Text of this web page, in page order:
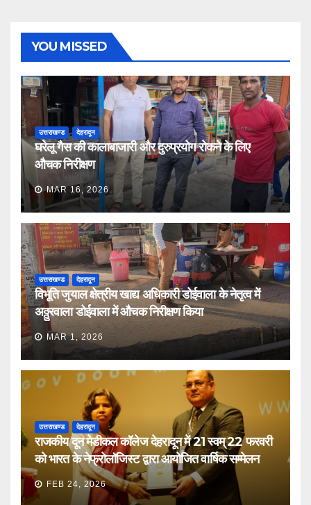
YOU MISSED
उत्तराखण्ड देहरादून
घरेलू गैस की कालाबाजारी और दुरुप्रयोग रोकने के लिए
औचक निरीक्षण
MAR 16, 2026
उत्तराखण्ड देहरादून
विभूति जुयाल क्षेत्रीय खाद्य अधिकारी डोईवाला के नेतृत्व में
अठ्ठुरवाला डोईवाला में औचक निरीक्षण किया
MAR 1, 2026
उत्तराखण्ड देहरादून
राजकीय दून मेडीकल कॉलेज देहरादून में 21 स्वम् 22 फरवरी
को भारत के नेफ्रोलॉजिस्ट द्वारा आयोजित वार्षिक सम्मेलन
FEB 24, 2026